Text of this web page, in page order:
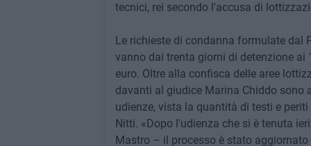
tecnici, rei secondo l'accusa di
Le richieste di condanna formulate dal
vanno dai trenta giorni di detenzione
euro. Oltre alla confisca delle aree
davanti al giudice Marina Chiddo sono
udienze, vista la quantità di testi e
Nitti. «Dopo l'udienza che si è tenuta
Mastro – il processo è stato